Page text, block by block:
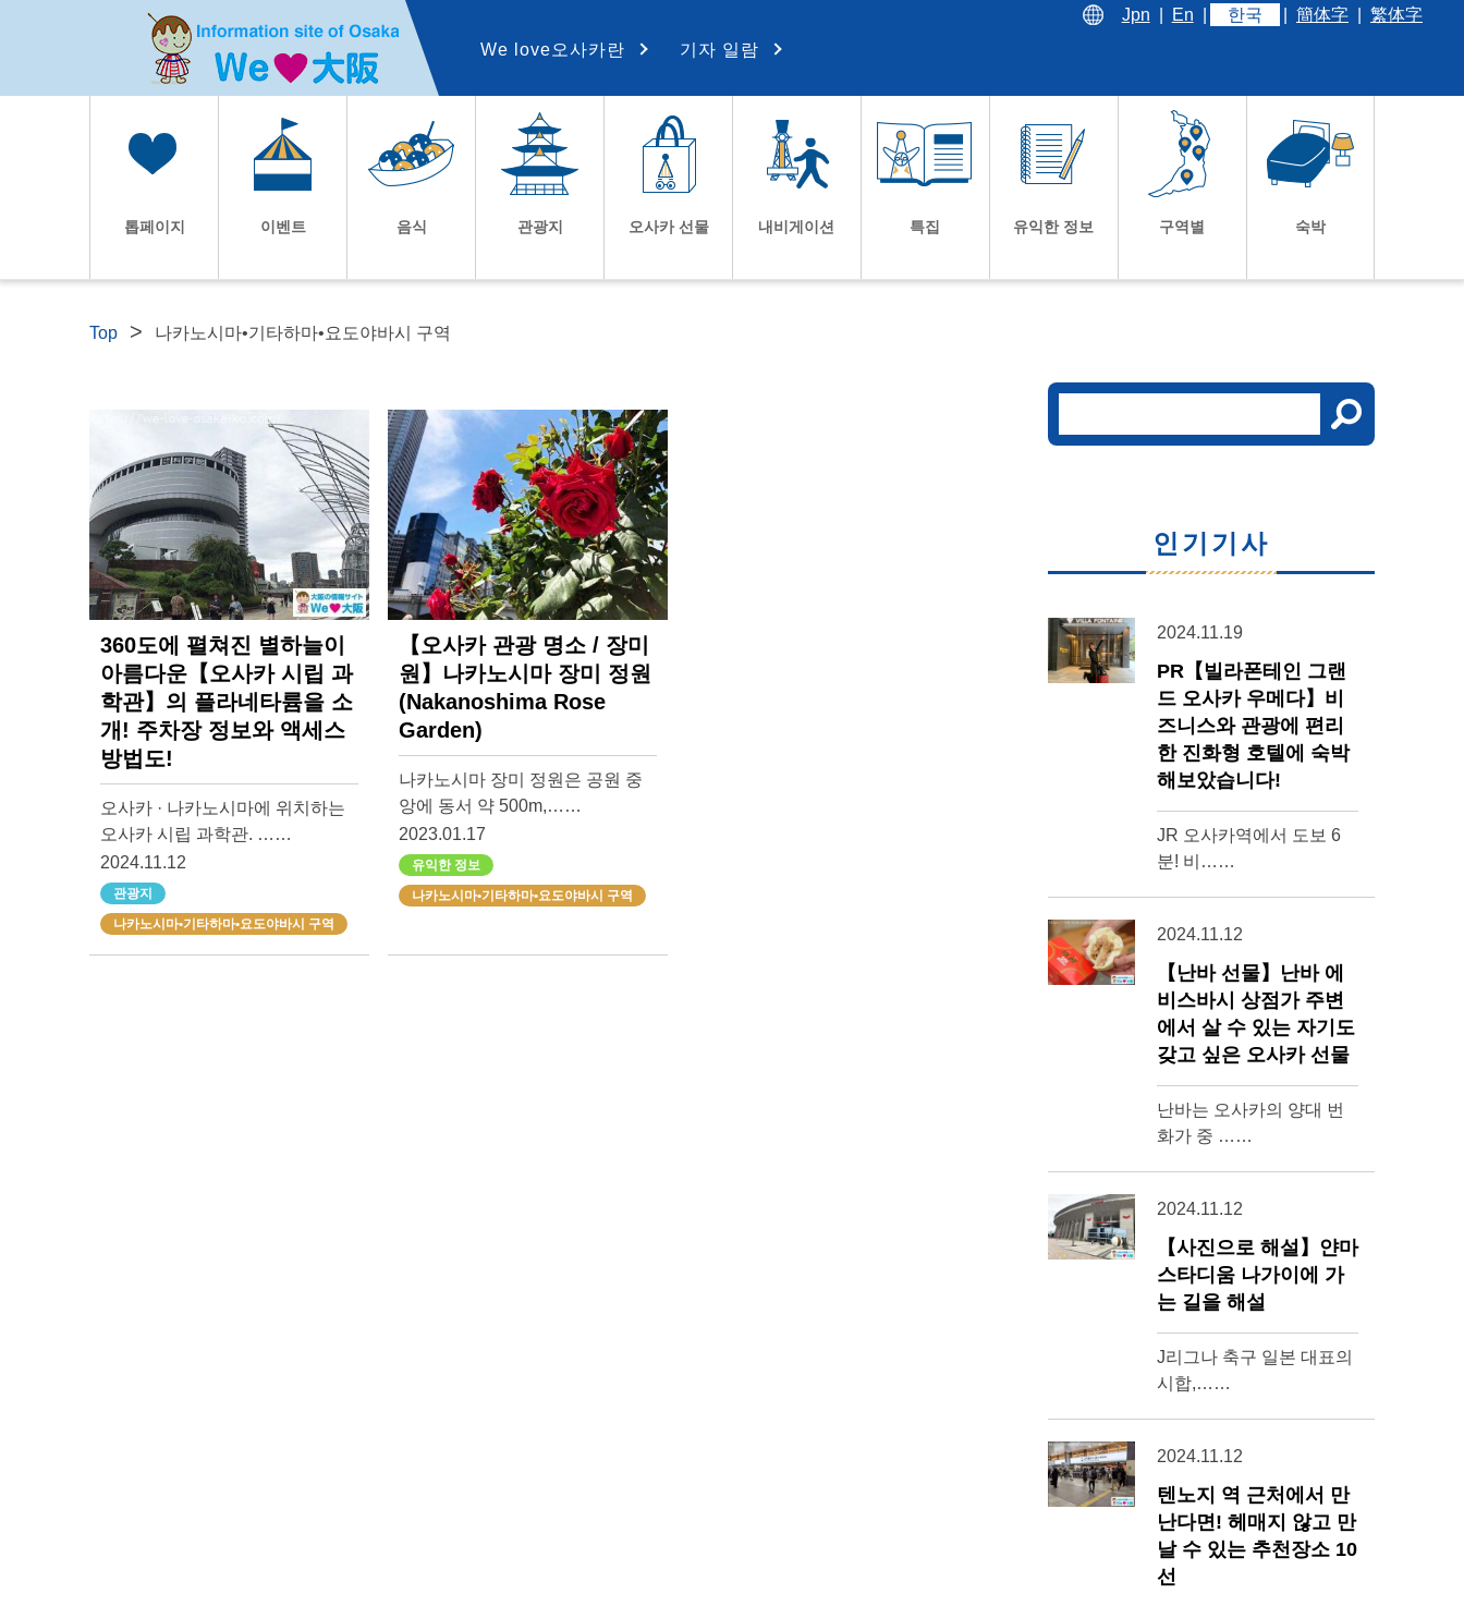
We love오사카란 기자 일람
Jpn En 한국 簡体字 繁体字
톱페이지 이벤트 음식 관광지 오사카 선물 내비게이션 특집 유익한 정보 구역별 숙박
Top 나카노시마•기타하마•요도야바시 구역
360도에 펼쳐진 별하늘이
아름다운【오사카 시립 과
학관】의 플라네타륨을 소
개! 주차장 정보와 액세스
방법도!
오사카 · 나카노시마에 위치하는
오사카 시립 과학관. ……
2024.11.12
관광지
나카노시마•기타하마•요도야바시 구역
【오사카 관광 명소 / 장미
원】나카노시마 장미 정원
(Nakanoshima Rose
Garden)
나카노시마 장미 정원은 공원 중
앙에 동서 약 500m,……
2023.01.17
유익한 정보
나카노시마•기타하마•요도야바시 구역
인기기사
2024.11.19
PR【빌라폰테인 그랜
드 오사카 우메다】비
즈니스와 관광에 편리
한 진화형 호텔에 숙박
해보았습니다!
JR 오사카역에서 도보 6
분! 비……
2024.11.12
【난바 선물】난바 에
비스바시 상점가 주변
에서 살 수 있는 자기도
갖고 싶은 오사카 선물
난바는 오사카의 양대 번
화가 중 ……
2024.11.12
【사진으로 해설】얀마
스타디움 나가이에 가
는 길을 해설
J리그나 축구 일본 대표의
시합,……
2024.11.12
텐노지 역 근처에서 만
난다면! 헤매지 않고 만
날 수 있는 추천장소 10
선